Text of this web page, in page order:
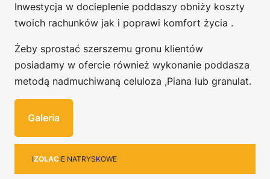
Inwestycja w docieplenie poddaszy obniży koszty
twoich rachunków jak i poprawi komfort życia .
Żeby sprostać szerszemu gronu klientów
posiadamy w ofercie również wykonanie poddasza
metodą nadmuchiwaną celuloza ,Piana lub granulat.
Galeria
IZOLACIE NATRYSKOWE